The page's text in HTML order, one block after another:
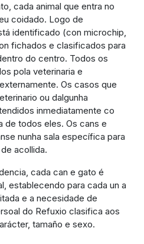
cada animal que entra no
coidado. Logo de
identificado (con microchip,
fichados e clasificados para
do centro. Todos os
pola veterinaria e
Os casos que
ou dalgunha
inmediatamente co
de todos eles. Os cans e
nunha sala específica para
acollida.
cada can e gato é
establecendo para cada un a
e a necesidade de
do Refuxio clasifica aos
tamaño e sexo.